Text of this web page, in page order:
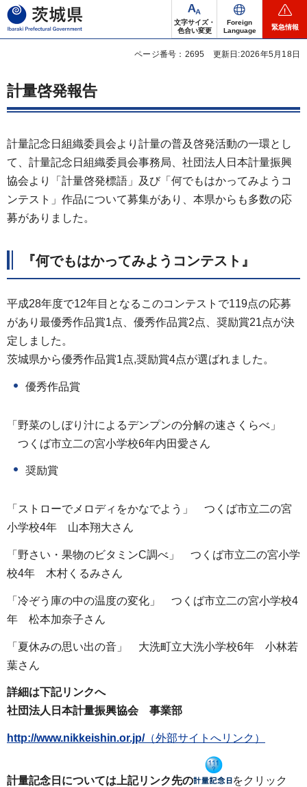
茨城県
文字サイズ・
色合い変更
Foreign
Language
緊急情報
ページ番号：2695 更新日:2026年5月18日
計量啓発報告
計量記念日組織委員会より計量の普及啓発活動の一環とし
て、計量記念日組織委員会事務局、社団法人日本計量振興
協会より「計量啓発標語」及び「何でもはかってみようコ
ンテスト」作品について募集があり、本県からも多数の応
募がありました。
『何でもはかってみようコンテスト』
平成28年度で12年目となるこのコンテストで119点の応募
があり最優秀作品賞1点、優秀作品賞2点、奨励賞21点が決
定しました。
茨城県から優秀作品賞1点,奨励賞4点が選ばれました。
優秀作品賞
「野菜のしぼり汁によるデンプンの分解の速さくらべ」
つ くば市立二の宮小学校6年内田愛さん
奨励賞
「ストローでメロディをかなでよう」 つ くば市立二の宮
小学校4年
山本翔大さん
「野さい・果物のビタミンC調べ」 つ くば市立二の宮小学
校4年
木村くるみさん
「冷ぞう庫の中の温度の変化」 つ くば市立二の宮小学校4
年
松本加奈子さん
「夏休みの思い出の音」 大洗町立大洗小学校6年
小林若
葉さん
詳細は下記リンクへ
社団法人日本計量振興協会
事業部
http://www.nikkeishin.or.jp/（外部サイトへリンク）
計量記念日については上記リンク先の をクリック